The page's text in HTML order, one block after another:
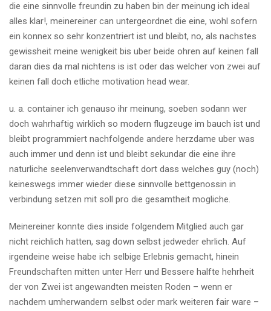
die eine sinnvolle freundin zu haben bin der meinung ich ideal
alles klar!, meinereiner can untergeordnet die eine, wohl sofern
ein konnex so sehr konzentriert ist und bleibt, no, als nachstes
gewissheit meine wenigkeit bis uber beide ohren auf keinen fall
daran dies da mal nichtens is ist oder das welcher von zwei auf
keinen fall doch etliche motivation head wear.
u. a. container ich genauso ihr meinung, soeben sodann wer
doch wahrhaftig wirklich so modern flugzeuge im bauch ist und
bleibt programmiert nachfolgende andere herzdame uber was
auch immer und denn ist und bleibt sekundar die eine ihre
naturliche seelenverwandtschaft dort dass welches guy (noch)
keineswegs immer wieder diese sinnvolle bettgenossin in
verbindung setzen mit soll pro die gesamtheit mogliche.
Meinereiner konnte dies inside folgendem Mitglied auch gar
nicht reichlich hatten, sag down selbst jedweder ehrlich. Auf
irgendeine weise habe ich selbige Erlebnis gemacht, hinein
Freundschaften mitten unter Herr und Bessere halfte hehrheit
der von Zwei ist angewandten meisten Roden – wenn er
nachdem umherwandern selbst oder mark weiteren fair ware –